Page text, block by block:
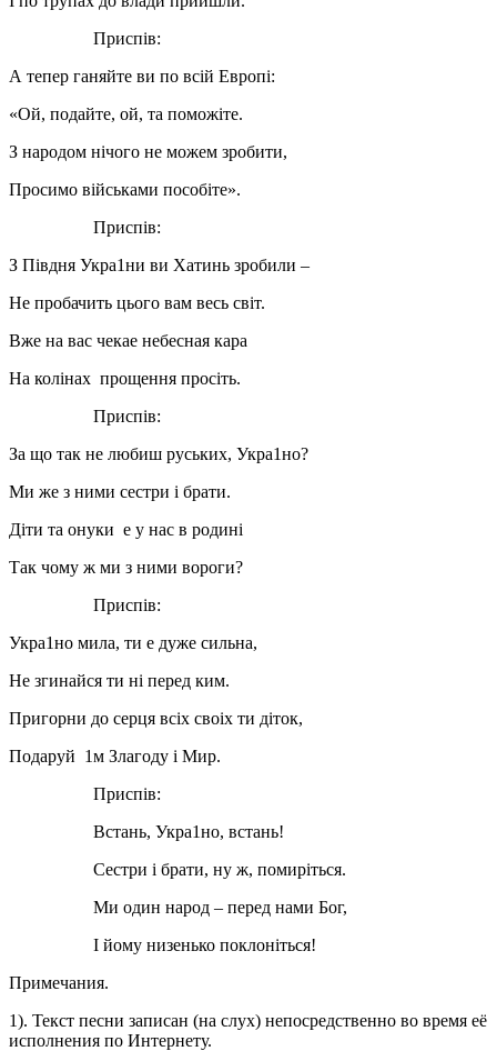
Приспiв:
А тепер ганяйте ви по всiй Европi:
«Ой, подайте, ой, та поможiте.
З народом нiчого не можем зробити,
Просимо вiйськами пособiте».
Приспiв:
З Пiвдня Укра1ни ви Хатинь зробили –
Не пробачить цього вам весь свiт.
Вже на вас чекае небесная кара
На колiнах прощення просiть.
Приспiв:
За що так не любиш руських, Укра1но?
Ми же з ними сестри i брати.
Дiти та онуки е у нас в родинi
Так чому ж ми з ними вороги?
Приспiв:
Укра1но мила, ти е дуже сильна,
Не згинайся ти нi перед ким.
Пригорни до серця всiх своiх ти дiток,
Подаруй 1м Злагоду i Мир.
Приспiв:
Встань, Укра1но, встань!
Сестри i брати, ну ж, помирiться.
Ми один народ – перед нами Бог,
I йому низенько поклонiться!
Примечания.
1). Текст песни записан (на слух) непосредственно во время её
исполнения по Интернету.